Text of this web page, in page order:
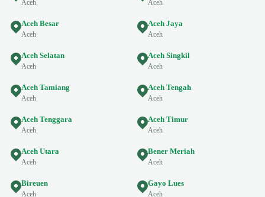
Aceh Aceh
Aceh Besar
Aceh
Aceh Jaya
Aceh
Aceh Selatan
Aceh
Aceh Singkil
Aceh
Aceh Tamiang
Aceh
Aceh Tengah
Aceh
Aceh Tenggara
Aceh
Aceh Timur
Aceh
Aceh Utara
Aceh
Bener Meriah
Aceh
Bireuen
Aceh
Gayo Lues
Aceh